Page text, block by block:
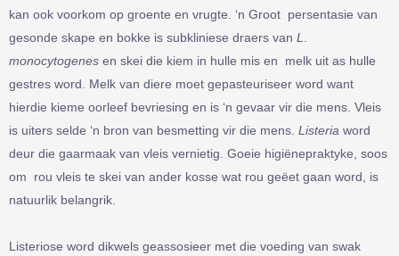
kan ook voorkom op groente en vrugte. ‘n Groot persentasie van
gesonde skape en bokke is subkliniese draers van L
monocytogenes en skei die kiem in hulle mis en melk uit as hulle
gestres word. Melk van diere moet gepasteuriseer word want
hierdie kieme oorleef bevriesing en is ‘n gevaar vir die mens. Vleis
is uiters selde ‘n bron van besmetting vir die mens. Listeria word
deur die gaarmaak van vleis vernietig. Goeie higiënepraktyke, soos
om rou vleis te skei van ander kosse wat rou geëet gaan word, is
natuurlik belangrik.
Listeriose word dikwels geassosieer met die voeding van swak